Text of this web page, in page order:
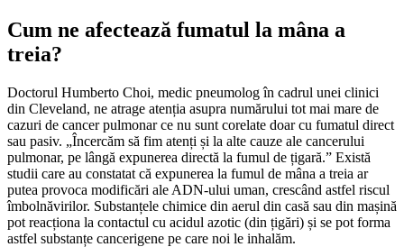
Cum ne afectează fumatul la mâna a
treia?
Doctorul Humberto Choi, medic pneumolog în cadrul unei clinici
din Cleveland, ne atrage atenția asupra numărului tot mai mare de
cazuri de cancer pulmonar ce nu sunt corelate doar cu fumatul direct
sau pasiv. „Încercăm să fim atenți și la alte cauze ale cancerului
pulmonar, pe lângă expunerea directă la fumul de țigară.” Există
studii care au constatat că expunerea la fumul de mâna a treia ar
putea provoca modificări ale ADN-ului uman, crescând astfel riscul
îmbolnăvirilor. Substanțele chimice din aerul din casă sau din mașină
pot reacționa la contactul cu acidul azotic (din țigări) și se pot forma
astfel substanțe cancerigene pe care noi le inhalăm.